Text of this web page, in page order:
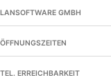
LANSOFTWARE GMBH
ÖFFNUNGSZEITEN
TEL. ERREICHBARKEIT